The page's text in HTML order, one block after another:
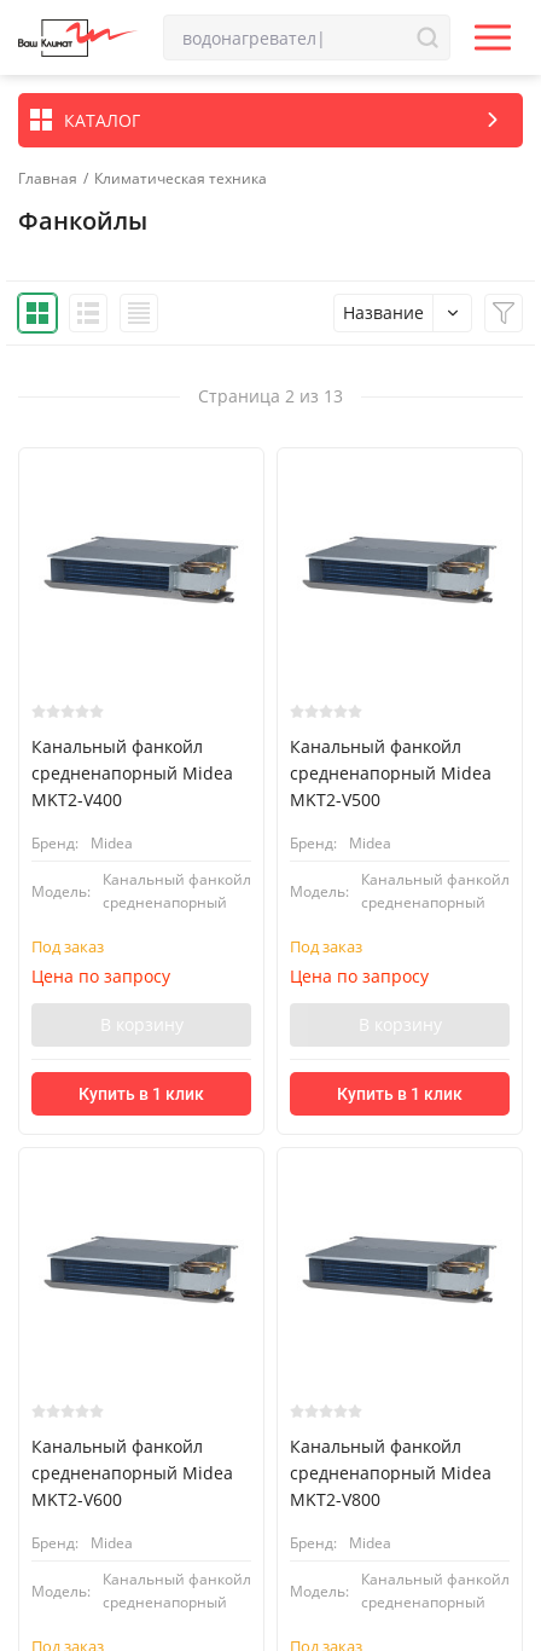
КАТАЛОГ
Главная / Климатическая техника
Фанкойлы
Название
Страница 2 из 13
Канальный фанкойл
средненапорный Midea
MKT2-V400
Бренд: Midea
Модель:
Канальный фанкойл
средненапорный
Под заказ
Цена по запросу
В корзину
Купить в 1 клик
Канальный фанкойл
средненапорный Midea
MKT2-V500
Бренд: Midea
Модель:
Канальный фанкойл
средненапорный
Под заказ
Цена по запросу
В корзину
Купить в 1 клик
Канальный фанкойл
средненапорный Midea
MKT2-V600
Бренд: Midea
Модель:
Канальный фанкойл
средненапорный
Под заказ
Канальный фанкойл
средненапорный Midea
MKT2-V800
Бренд: Midea
Модель:
Канальный фанкойл
средненапорный
Под заказ